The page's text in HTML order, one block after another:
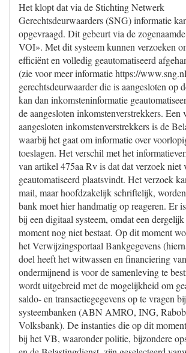
Het klopt dat via de Stichting Netwerk
Gerechtsdeurwaarders (SNG) informatie
opgevraagd. Dit gebeurt via de
VOI». Met dit systeem kunnen verzoeken
efficiënt en volledig geautomatiseerd
(zie voor meer informatie https://
gerechtsdeurwaarder die is aangesloten op
kan dan inkomsteninformatie
de aangesloten inkomstenverstrekkers. Een
aangesloten inkomstenverstrekkers is de
waarbij het gaat om informatie over
toeslagen. Het verschil met het
van artikel 475aa Rv is dat dat verzoek niet
geautomatiseerd plaatsvindt. Het verzoek
mail, maar hoofdzakelijk schriftelijk,
bank moet hier handmatig op reageren. Er
bij een digitaal systeem, omdat een
moment nog niet bestaat. Op dit moment
het Verwijzingsportaal Bankgegevens
doel heeft het witwassen en financiering
ondermijnend is voor de samenleving te
wordt uitgebreid met de mogelijkheid om
saldo- en transactiegegevens op te vragen
systeembanken (ABN AMRO, ING,
Volksbank). De instanties die op dit
bij het VB, waaronder politie, bijzondere